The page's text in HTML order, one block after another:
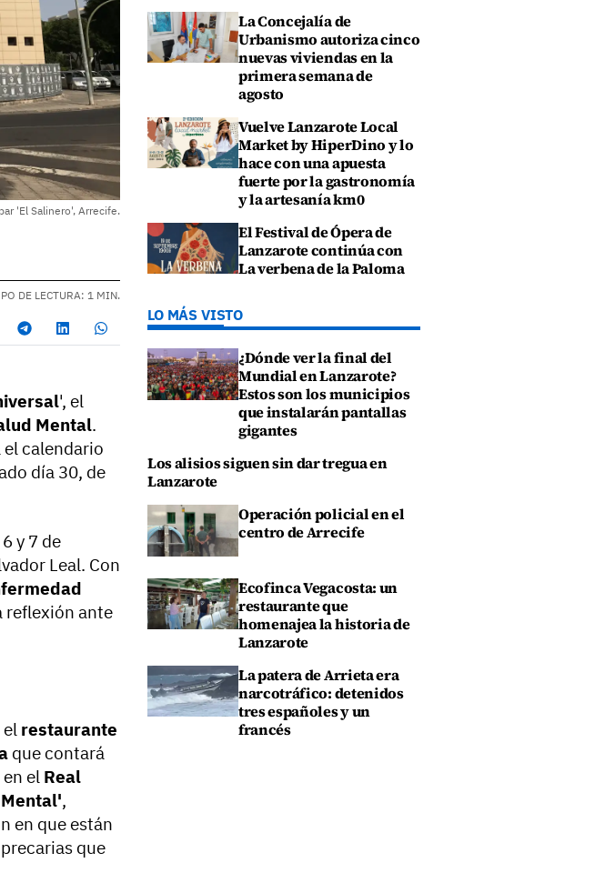
'El Salinero', Arrecife.
DE LECTURA: 1 MIN.
', el
Mental.
calendario
día 30, de
y 7 de
Leal. Con
reflexión ante
restaurante
que contará
el Real
,
en que están
que
La Concejalía de
Urbanismo autoriza cinco
nuevas viviendas en la
primera semana de
agosto
Vuelve Lanzarote Local
Market by HiperDino y lo
hace con una apuesta
fuerte por la gastronomía
y la artesanía km0
El Festival de Ópera de
Lanzarote continúa con
La verbena de la Paloma
LO MÁS VISTO
¿Dónde ver la final del
Mundial en Lanzarote?
Estos son los municipios
que instalarán pantallas
gigantes
Los alisios siguen sin dar tregua en
Lanzarote
Operación policial en el
centro de Arrecife
Ecofinca Vegacosta: un
restaurante que
homenajea la historia de
Lanzarote
La patera de Arrieta era
narcotráfico: detenidos
tres españoles y un
francés